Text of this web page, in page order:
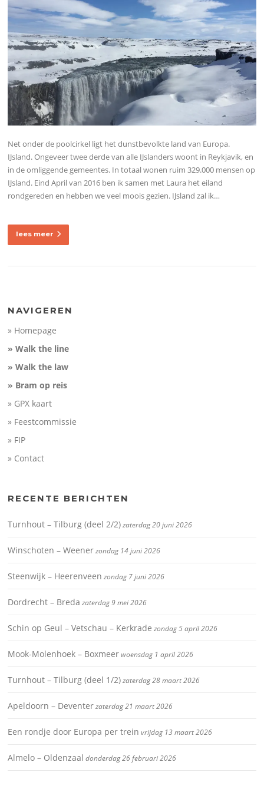
Net onder de poolcirkel ligt het dunstbevolkte land van Europa.
IJsland. Ongeveer twee derde van alle IJslanders woont in Reykjavik, en
in de omliggende gemeentes. In totaal wonen ruim 329.000 mensen op
IJsland. Eind April van 2016 ben ik samen met Laura het eiland
rondgereden en hebben we veel moois gezien. IJsland zal ik…
lees meer
NAVIGEREN
» Homepage
» Walk the line
» Walk the law
» Bram op reis
» GPX kaart
» Feestcommissie
» FIP
» Contact
RECENTE BERICHTEN
Turnhout – Tilburg (deel 2/2)zaterdag 20 juni 2026
Winschoten – Weenerzondag 14 juni 2026
Steenwijk – Heerenveen zondag 7 juni 2026
Dordrecht – Breda zaterdag 9 mei 2026
Schin op Geul – Vetschau – Kerkrade zondag 5 april 2026
Mook-Molenhoek – Boxmeerwoensdag 1 april 2026
Turnhout – Tilburg (deel 1/2)zaterdag 28 maart 2026
Apeldoorn – Deventerzaterdag 21 maart 2026
Een rondje door Europa per trein vrijdag 13 maart 2026
Almelo – Oldenzaal donderdag 26 februari 2026